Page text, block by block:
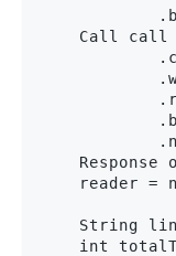
Call call
Response
reader =
String
int